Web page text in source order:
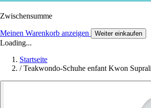
Zwischensumme
Meinen Warenkorb anzeigen Weiter einkaufen
Loading...
Startseite
/ Teakwondo-Schuhe enfant Kwon